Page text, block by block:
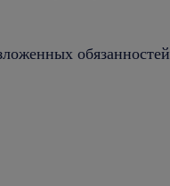
обязанностей